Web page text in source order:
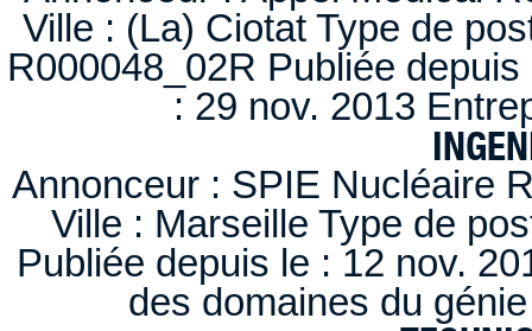
Ville : (La) Ciotat Type de
R000048_02R Publiée
: 29 nov. 2013
Annonceur : SPIE Nucléaire
Ville : Marseille Type de
Publiée depuis le : 12 nov.
des domaines du